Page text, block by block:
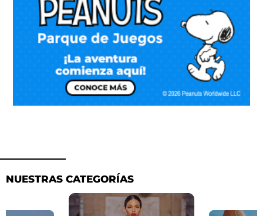
NUESTRAS CATEGORÍAS